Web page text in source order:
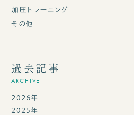
加圧トレーニング
その他
過去記事
ARCHIVE
2026年
2025年